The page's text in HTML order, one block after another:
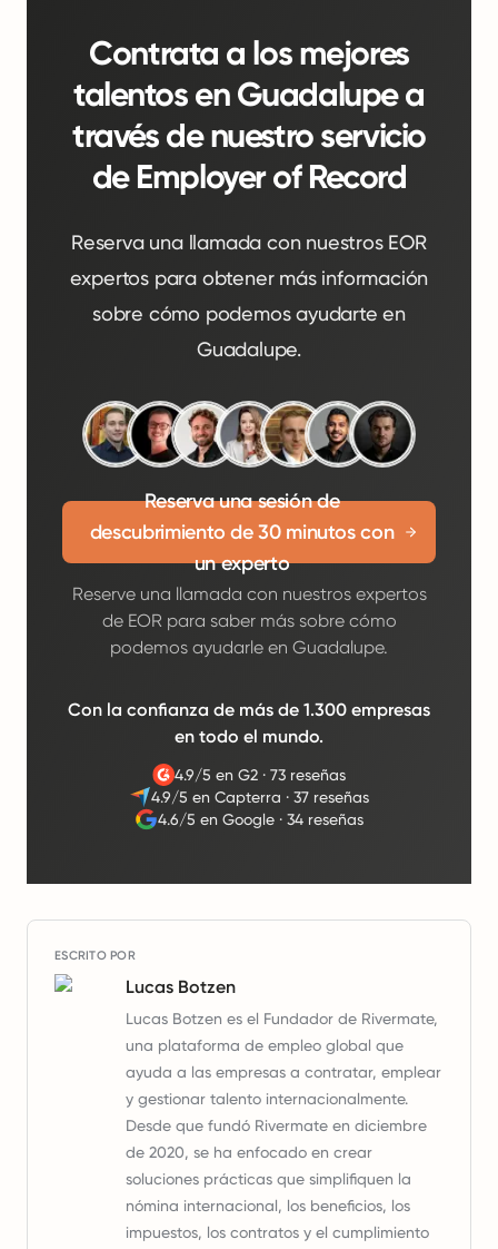
Contrata a los mejores
talentos en Guadalupe a
través de nuestro servicio
de Employer of Record
Reserva una llamada con nuestros EOR
expertos para obtener más información
sobre cómo podemos ayudarte en
Guadalupe.
Reserva una sesión de
descubrimiento de 30 minutos con
un experto
Reserve una llamada con nuestros expertos
de EOR para saber más sobre cómo
podemos ayudarle en Guadalupe.
Con la confianza de más de 1.300 empresas
en todo el mundo.
4.9/5 en G2 ·73 reseñas
4.9/5 en Capterra ·37 reseñas
4.6/5 en Google· 34 reseñas
ESCRITO POR
Lucas Botzen
Lucas Botzen es el Fundador de Rivermate,
una plataforma de empleo global que
ayuda a las empresas a contratar, emplear
y gestionar talento internacionalmente.
Desde que fundó Rivermate en diciembre
de 2020, se ha enfocado en crear
soluciones prácticas que simplifiquen la
nómina internacional, los beneficios, los
impuestos, los contratos y el cumplimiento